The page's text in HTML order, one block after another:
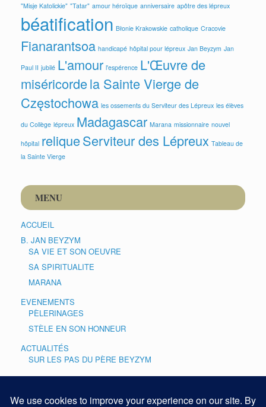
"Misje Katolickie" "Tatar" amour héroïque anniversaire apôtre des lépreux
béatification Błonie Krakowskie catholique Cracovie
Fianarantsoa handicapé hôpital pour lépreux Jan Beyzym Jan
Paul II jubilé L'amour l'espérence L'Œuvre de
miséricordela Sainte Vierge de
Częstochowa les ossements du Serviteur des Lépreux les élèves
du Collège lépreux Madagascar Marana missionnaire nouvel
hôpital reliqueServiteur des Lépreux Tableau de
la Sainte Vierge
MENU
ACCUEIL
B. JAN BEYZYM
SA VIE ET SON OEUVRE
SA SPIRITUALITE
MARANA
EVENEMENTS
PÈLERINAGES
STÈLE EN SON HONNEUR
ACTUALITÉS
SUR LES PAS DU PÈRE BEYZYM
CULTE